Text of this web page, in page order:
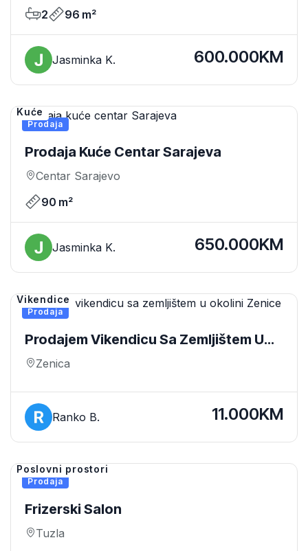
2
96 m²
Jasminka K. 600.000KM
Prodaja
Kuće
Prodaja Kuće Centar Sarajeva
Centar Sarajevo
90 m²
Jasminka K. 650.000KM
Prodaja
Vikendice
Prodajem Vikendicu Sa Zemljištem U
Okolini Zenice
Zenica
Ranko B. 11.000KM
Prodaja
Poslovni prostori
Frizerski Salon
Tuzla